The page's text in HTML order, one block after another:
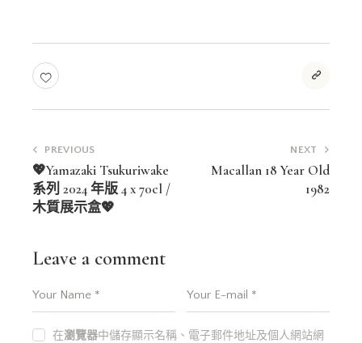
文
章
導
覽
PREVIOUS
💖Yamazaki Tsukuriwake
系列 2024 年版 4 x 70cl /
木質展示盒💖
NEXT
Macallan 18 Year Old
1982
Leave a comment
在瀏覽器中儲存顯示名稱、電子郵件地址及個人網站網